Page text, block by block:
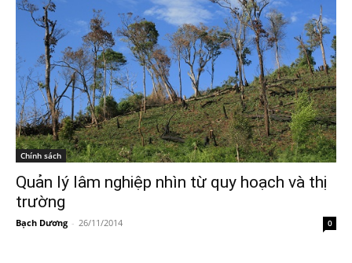
Chính sách
Quản lý lâm nghiệp nhìn từ quy hoạch và thị
trường
Bạch Dương - 26/11/2014 0